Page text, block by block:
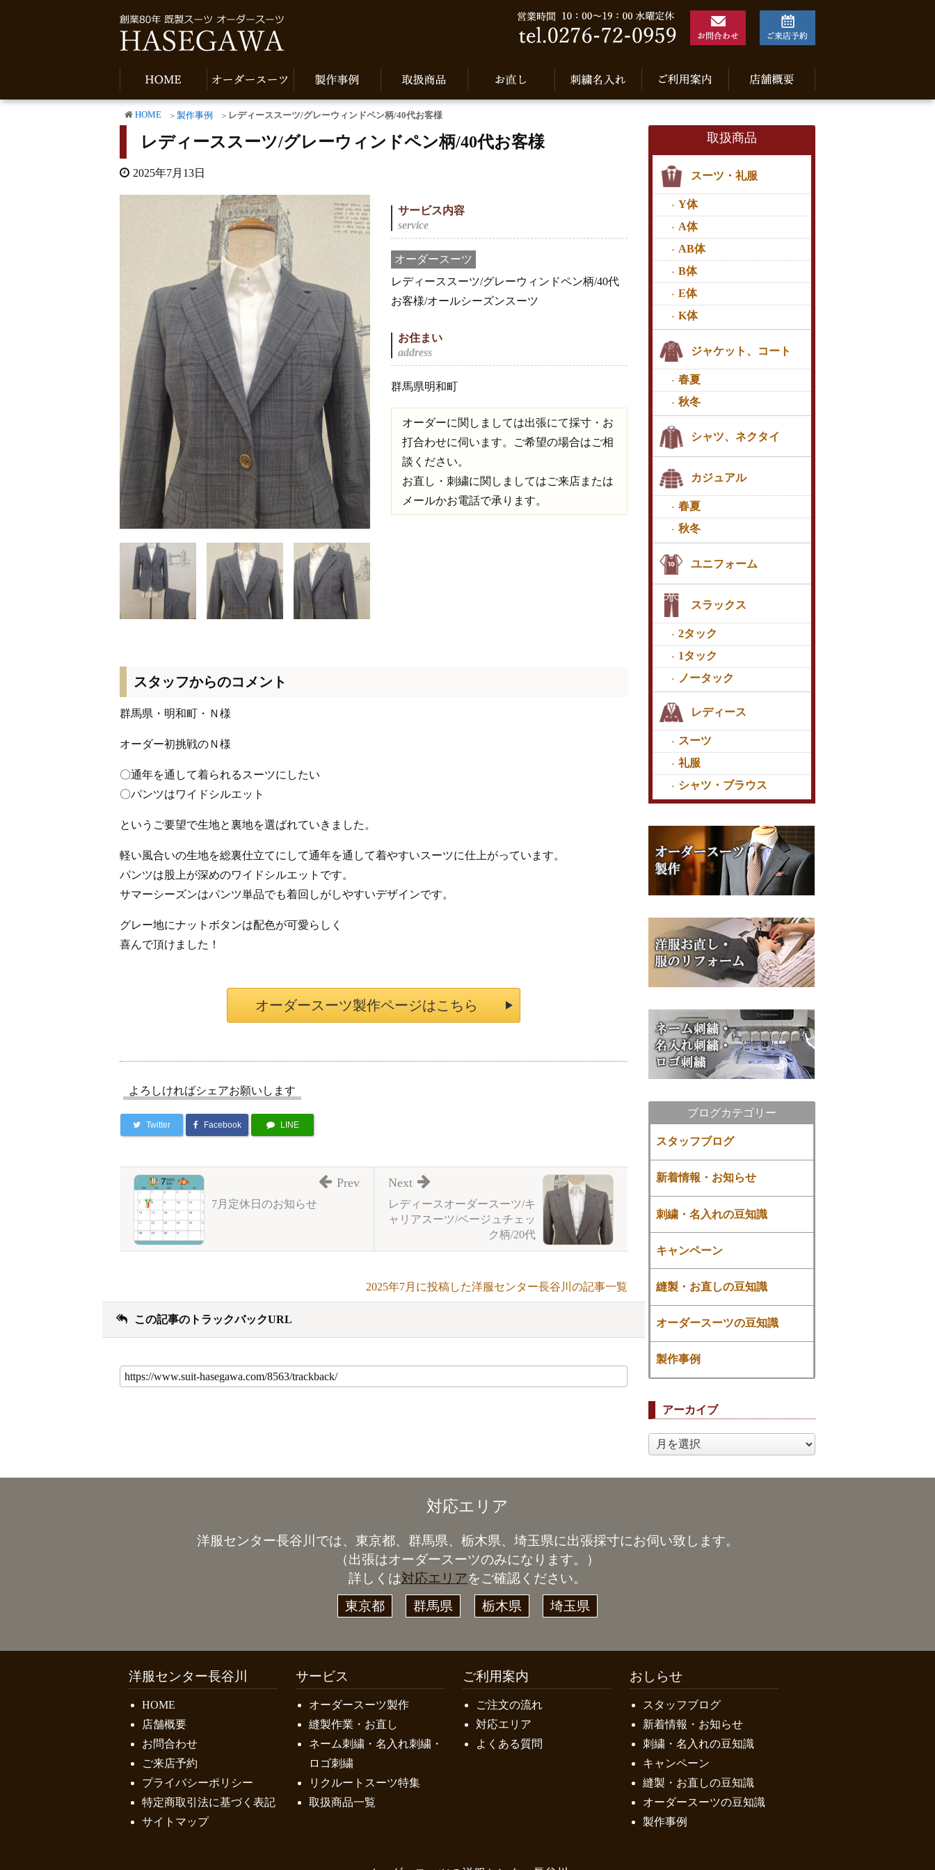
HOME 製作事例 レディーススーツ/グレーウィンドペン柄/40代お客様
レディーススーツ/グレーウィンドペン柄/40代お客様
2025年7月13日
サービス内容
オーダースーツ
レディーススーツ/グレーウィンドペン柄/40代
お客様/オールシーズンスーツ
お住まい
群馬県明和町
オーダーに関しましては出張にて採寸・お
打合わせに伺います。ご希望の場合はご相
談ください。
お直し・刺繍に関しましてはご来店または
メールかお電話で承ります。
スタッフからのコメント
群馬県・明和町・Ｎ様
オーダー初挑戦のＮ様
〇通年を通して着られるスーツにしたい
〇パンツはワイドシルエット
というご要望で生地と裏地を選ばれていきました。
軽い風合いの生地を総裏仕立てにして通年を通して着やすいスーツに仕上がっています。
パンツは股上が深めのワイドシルエットです。
サマーシーズンはパンツ単品でも着回しがしやすいデザインです。
グレー地にナットボタンは配色が可愛らしく
喜んで頂けました！
オーダースーツ製作ページはこちら
よろしければシェアお願いします
Twitter Facebook LINE
レディースオーダースーツ/キ
ャリアスーツ/ベージュチェッ
ク柄/20代
Next
7月定休日のお知らせ
Prev
2025年7月に投稿した洋服センター長谷川の記事一覧
この記事のトラックバックURL
取扱商品
スーツ・礼服
Y体
A体
AB体
B体
E体
K体
ジャケット、コート
春夏
秋冬
シャツ、ネクタイ
カジュアル
春夏
秋冬
ユニフォーム
スラックス
2タック
1タック
ノータック
レディース
スーツ
礼服
シャツ・ブラウス
ブログカテゴリー
スタッフブログ
新着情報・お知らせ
刺繍・名入れの豆知識
キャンペーン
縫製・お直しの豆知識
オーダースーツの豆知識
製作事例
アーカイブ
ア
ー
対応エリア
洋服センター長谷川では、東京都、群馬県、栃木県、埼玉県に出張採寸にお伺い致します。
（出張はオーダースーツのみになります。）
詳しくは対応エリアをご確認ください。
東京都
群馬県 栃木県 埼玉県
洋服センター長谷川
HOME
店舗概要
お問合わせ
ご来店予約
プライバシーポリシー
特定商取引法に基づく表記
サイトマップ
サービス
オーダースーツ製作
縫製作業・お直し
ネーム刺繍・名入れ刺繍・
ロゴ刺繍
リクルートスーツ特集
取扱商品一覧
ご利用案内
ご注文の流れ
対応エリア
よくある質問
おしらせ
スタッフブログ
新着情報・お知らせ
刺繍・名入れの豆知識
キャンペーン
縫製・お直しの豆知識
オーダースーツの豆知識
製作事例